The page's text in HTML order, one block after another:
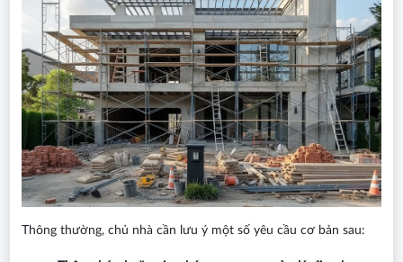
Thông thường, chủ nhà cần lưu ý một số yêu cầu cơ bản sau: